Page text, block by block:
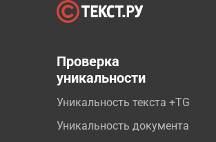
Проверка
уникальности
Уникальность текста +TG
Уникальность документа